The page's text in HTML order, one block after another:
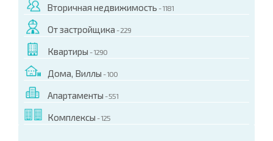
Вторичная недвижимость - 1181
От застройщика - 229
Квартиры - 1290
Дома, Виллы - 100
Апартаменты - 551
Комплексы - 125